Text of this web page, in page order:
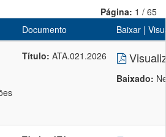
Página: 1 / 65
Documento Baixar |
Título: ATA.021.2026
Baixado: